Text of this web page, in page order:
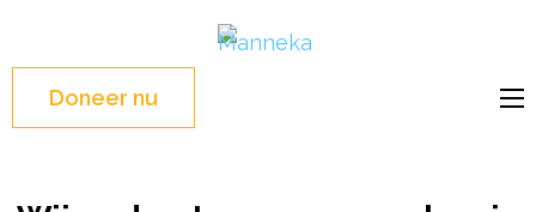
Doneer nu